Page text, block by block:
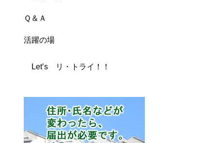
Ｑ＆Ａ
活躍の場
Let’s リ・トライ！！